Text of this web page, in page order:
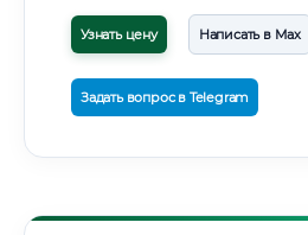
Узнать цену Написать в Max
Задать вопрос в Telegram